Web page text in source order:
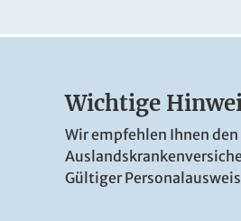
© Hotel Egitz
Wichtige
Wir empfehlen Ihnen
Gültiger